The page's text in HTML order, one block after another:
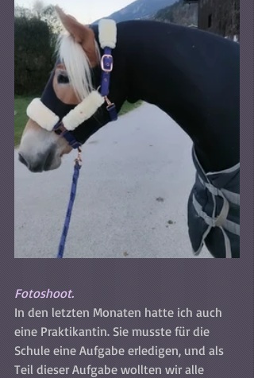
Fotoshoot.
In den letzten Monaten hatte ich auch
eine Praktikantin. Sie musste für die
Schule eine Aufgabe erledigen, und als
Teil dieser Aufgabe wollten wir alle